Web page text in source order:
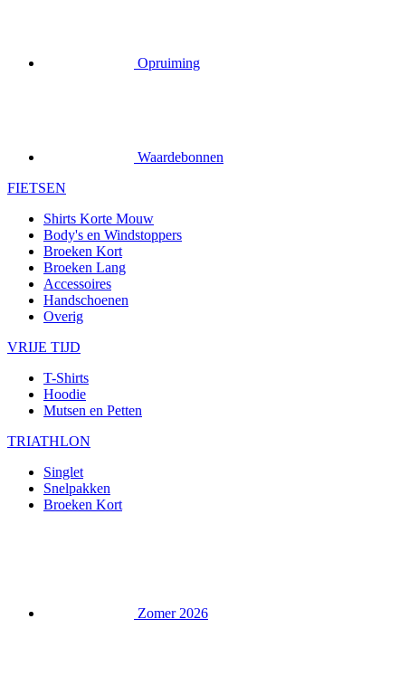
Opruiming
Waardebonnen
FIETSEN
Shirts Korte Mouw
Body's en Windstoppers
Broeken Kort
Broeken Lang
Accessoires
Handschoenen
Overig
VRIJE TIJD
T-Shirts
Hoodie
Mutsen en Petten
TRIATHLON
Singlet
Snelpakken
Broeken Kort
Zomer 2026